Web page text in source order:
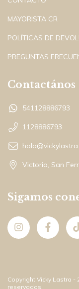
MAYORISTA CR
POLÍTICAS DE
PREGUNTAS
Contactános
541128886793
1128886793
Victoria, San
Sigamos
Copyright Vicky Lastra -
reservados.